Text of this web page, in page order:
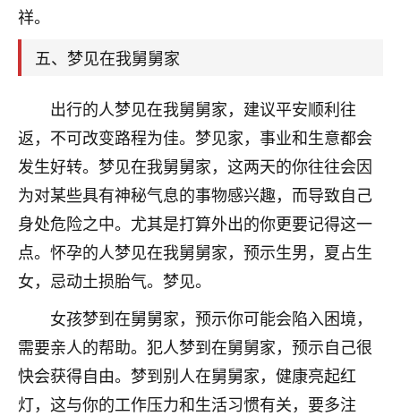
祥。
五、梦见在我舅舅家
出行的人梦见在我舅舅家，建议平安顺利往
返，不可改变路程为佳。梦见家，事业和生意都会
发生好转。梦见在我舅舅家，这两天的你往往会因
为对某些具有神秘气息的事物感兴趣，而导致自己
身处危险之中。尤其是打算外出的你更要记得这一
点。怀孕的人梦见在我舅舅家，预示生男，夏占生
女，忌动土损胎气。梦见。
女孩梦到在舅舅家，预示你可能会陷入困境，
需要亲人的帮助。犯人梦到在舅舅家，预示自己很
快会获得自由。梦到别人在舅舅家，健康亮起红
灯，这与你的工作压力和生活习惯有关，要多注
太阳当空赵：我也做餐饮的，生意不算大，但
址、风水、还有开业日子，哪哪都看了，虽然
大环境不好，但是我家生意还可以，前几天又
刚找老师做了补财库，希望财运更好一点！
2小时前 来自海南
梦醒时分
我女儿高二叛逆，大半年不上学，一说她就要死要活
的，把我们两口子愁的不行，朋友给我推荐的慧来老
师，一开始我是病急乱投医，这半年来，法事一个个
做完，我女儿跟变了个人一样，不期望她能考多好的
大学，只要能安安稳稳的把书读了，身体心理都健健
康康的我就很知足了！
鹿森：可怜天下父母心啊！